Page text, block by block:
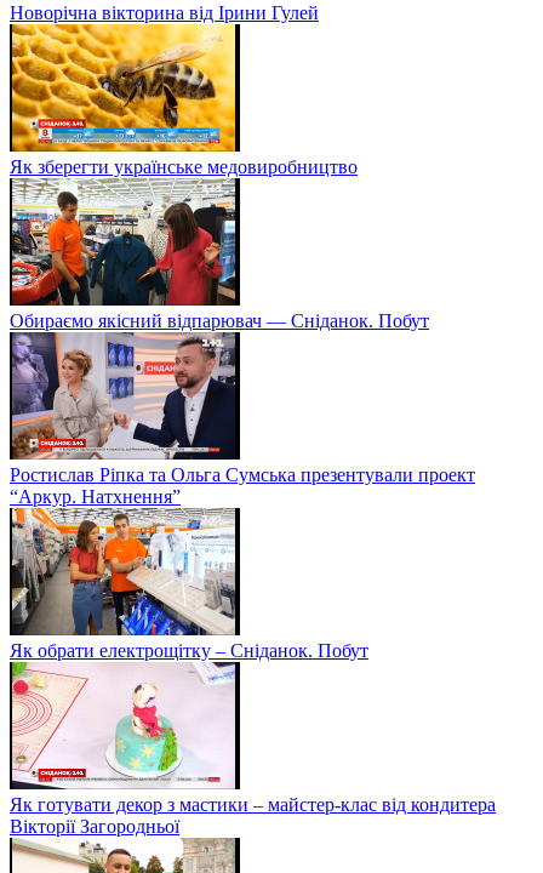
Новорічна вікторина від Ірини Гулей
Як зберегти українське медовиробництво
Обираємо якісний відпарювач — Сніданок. Побут
Ростислав Ріпка та Ольга Сумська презентували проект
“Аркур. Натхнення”
Як обрати електрощітку – Сніданок. Побут
Як готувати декор з мастики – майстер-клас від кондитера
Вікторії Загородньої